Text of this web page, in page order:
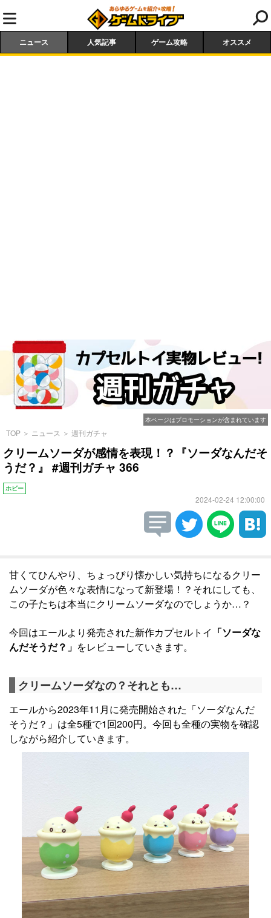
ニュース 人気記事 ゲーム攻略 オススメ
本ページはプロモーションが含まれています
TOP ＞ ニュース ＞ 週刊ガチャ
クリームソーダが感情を表現！？『ソーダなんだそ
うだ？』 #週刊ガチャ 366
ホビー
2024-02-24 12:00:00
甘くてひんやり、ちょっぴり懐かしい気持ちになるクリー
ムソーダが色々な表情になって新登場！？それにしても、
この子たちは本当にクリームソーダなのでしょうか…？
今回はエールより発売された新作カプセルトイ 「ソーダな
んだそうだ？」 をレビューしていきます。
クリームソーダなの？それとも…
エールから2023年11月に発売開始された「ソーダなんだ
そうだ？」は全5種で1回200円。今回も全種の実物を確認
しながら紹介していきます。